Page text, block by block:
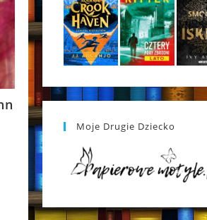
Moje Drugie Dziecko